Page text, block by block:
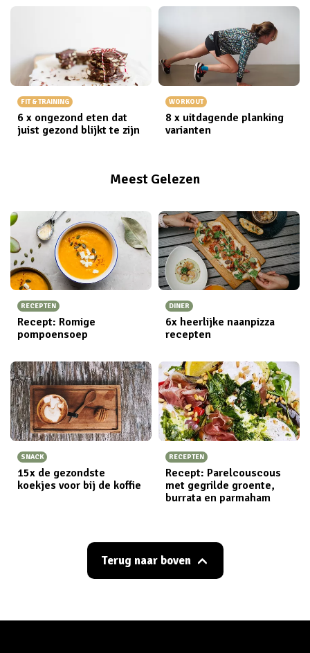
FIT & TRAINING
6 x ongezond eten dat
juist gezond blijkt te zijn
WORKOUT
8 x uitdagende planking
varianten
Meest Gelezen
RECEPTEN
Recept: Romige
pompoensoep
DINER
6x heerlijke naanpizza
recepten
SNACK
15x de gezondste
koekjes voor bij de koffie
RECEPTEN
Recept: Parelcouscous
met gegrilde groente,
burrata en parmaham
Terug naar boven